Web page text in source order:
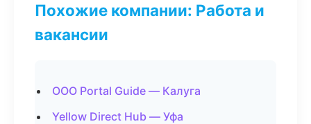
Похожие компании: Работа и
вакансии
ООО Portal Guide — Калуга
Yellow Direct Hub — Уфа